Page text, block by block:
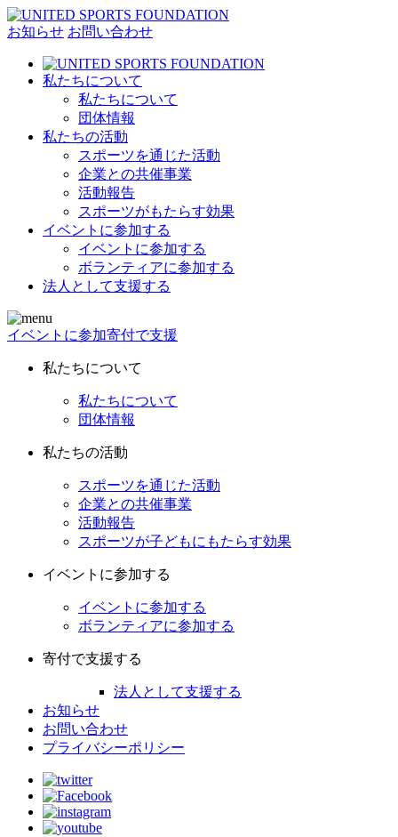
お知らせ お問い合わせ
私たちについて
私たちについて
団体情報
私たちの活動
スポーツを通じた活動
企業との共催事業
活動報告
スポーツがもたらす効果
イベントに参加する
イベントに参加する
ボランティアに参加する
法人として支援する
イベントに参加寄付で支援
私たちについて
私たちについて
団体情報
私たちの活動
スポーツを通じた活動
企業との共催事業
活動報告
スポーツが子どもにもたらす効果
イベントに参加する
イベントに参加する
ボランティアに参加する
寄付で支援する
法人として支援する
お知らせ
お問い合わせ
プライバシーポリシー